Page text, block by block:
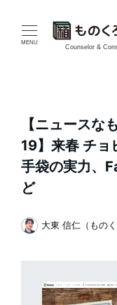
MENU
Counselor &
【ニュース
19】来春 チョ
手袋の実力、
ど
著
大東 信仁（ものく